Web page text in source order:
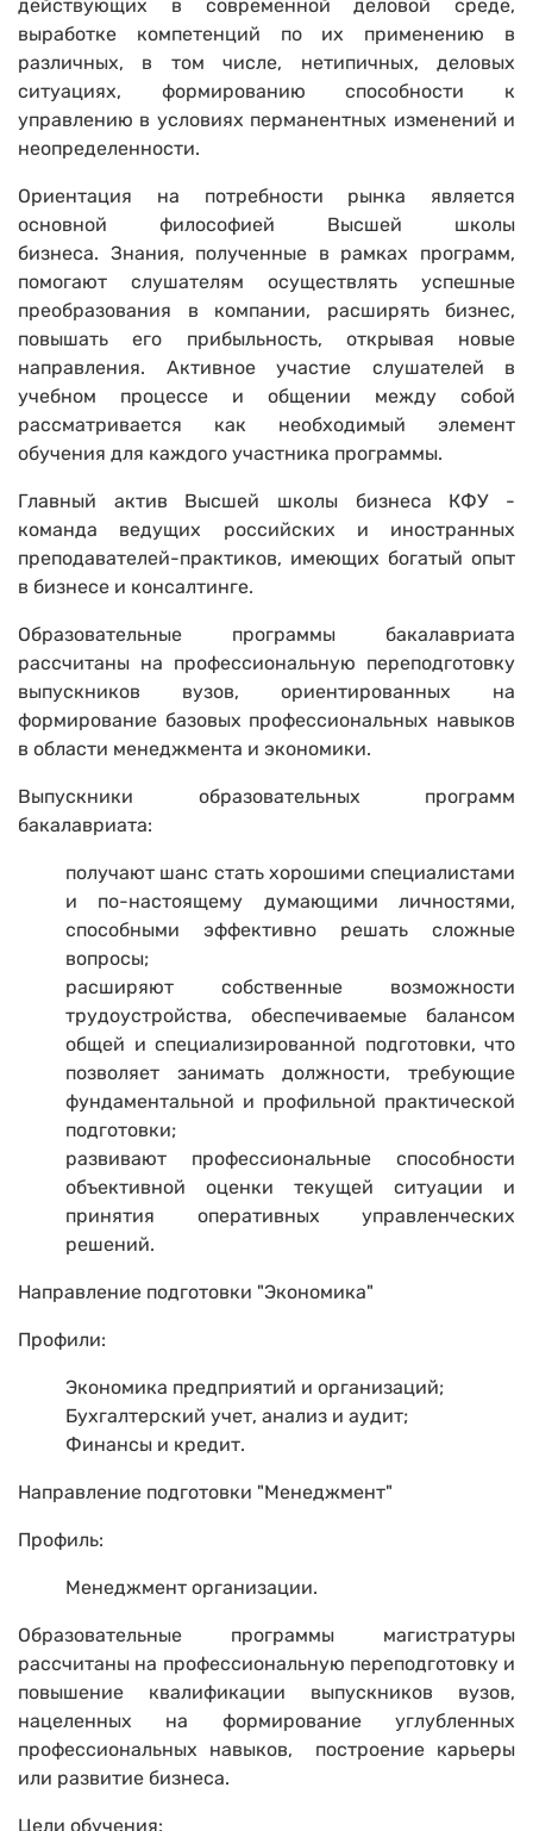
действующих в современной деловой среде,
выработке компетенций по их применению в
различных, в том числе, нетипичных, деловых
ситуациях, формированию способности к
управлению в условиях перманентных изменений и
неопределенности.
Ориентация на потребности рынка является
основной философией Высшей школы
бизнеса. Знания, полученные в рамках программ,
помогают слушателям осуществлять успешные
преобразования в компании, расширять бизнес,
повышать его прибыльность, открывая новые
направления. Активное участие слушателей в
учебном процессе и общении между собой
рассматривается как необходимый элемент
обучения для каждого участника программы.
Главный актив Высшей школы бизнеса КФУ -
команда ведущих российских и иностранных
преподавателей-практиков, имеющих богатый опыт
в бизнесе и консалтинге.
Образовательные программы бакалавриата
рассчитаны на профессиональную переподготовку
выпускников вузов, ориентированных на
формирование базовых профессиональных навыков
в области менеджмента и экономики.
Выпускники образовательных программ
бакалавриата:
получают шанс стать хорошими специалистами
и по-настоящему думающими личностями,
способными эффективно решать сложные
вопросы;
расширяют собственные возможности
трудоустройства, обеспечиваемые балансом
общей и специализированной подготовки, что
позволяет занимать должности, требующие
фундаментальной и профильной практической
подготовки;
развивают профессиональные способности
объективной оценки текущей ситуации и
принятия оперативных управленческих
решений.
Направление подготовки "Экономика"
Профили:
Экономика предприятий и организаций;
Бухгалтерский учет, анализ и аудит;
Финансы и кредит.
Направление подготовки "Менеджмент"
Профиль:
Менеджмент организации.
Образовательные программы магистратуры
рассчитаны на профессиональную переподготовку и
повышение квалификации выпускников вузов,
нацеленных на формирование углубленных
профессиональных навыков, построение карьеры
или развитие бизнеса.
Цели обучения: